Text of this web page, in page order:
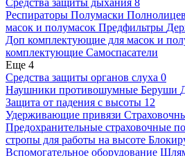
Средства защиты дыхания 8
Респираторы Полумаски
масок и полумасок Предфильтры
Доп комплектующие для масок и
комплектующие Самоспасатели
Еще 4
Средства защиты органов слуха 0
Наушники противошумные Беруши
Защита от падения с высоты 12
Удерживающие привязи
Предохранительные страховочные
стропы для работы на высоте
Вспомогательное оборудование